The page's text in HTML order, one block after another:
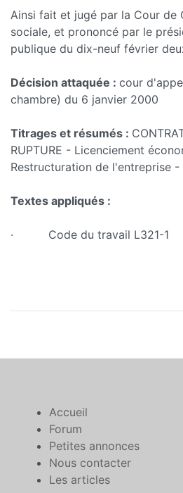
Ainsi fait et jugé par la Cour de
sociale, et prononcé par le
publique du dix-neuf février
Décision attaquée : cour
chambre) du 6 janvier 2000
Titrages et résumés :
RUPTURE - Licenciement
Restructuration de l'entreprise -
Textes appliqués :
· Code du travail L321-1
Accueil
Forum
Petites annonces
Nous contacter
Les articles